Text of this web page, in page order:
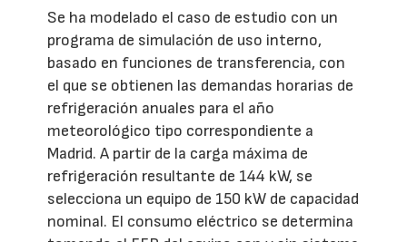
Se ha modelado el caso de estudio con un
programa de simulación de uso interno,
basado en funciones de transferencia, con
el que se obtienen las demandas horarias de
refrigeración anuales para el año
meteorológico tipo correspondiente a
Madrid. A partir de la carga máxima de
refrigeración resultante de 144 kW, se
selecciona un equipo de 150 kW de capacidad
nominal. El consumo eléctrico se determina